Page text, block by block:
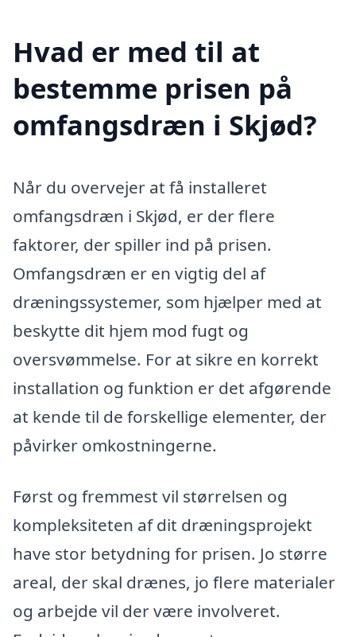
Hvad er med til at
bestemme prisen på
omfangsdræn i Skjød?
Når du overvejer at få installeret
omfangsdræn i Skjød, er der flere
faktorer, der spiller ind på prisen.
Omfangsdræn er en vigtig del af
dræningssystemer, som hjælper med at
beskytte dit hjem mod fugt og
oversvømmelse. For at sikre en korrekt
installation og funktion er det afgørende
at kende til de forskellige elementer, der
påvirker omkostningerne.
Først og fremmest vil størrelsen og
kompleksiteten af dit dræningsprojekt
have stor betydning for prisen. Jo større
areal, der skal drænes, jo flere materialer
og arbejde vil der være involveret.